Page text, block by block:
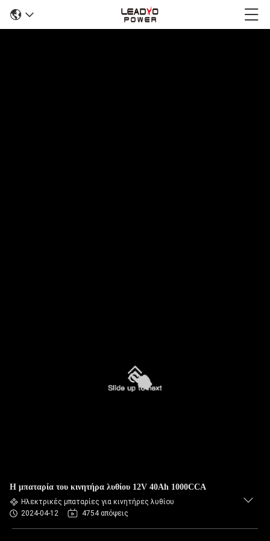
Η μπαταρία του κινητήρα λυθίου 12V 40Ah 1000CCA
Ηλεκτρικές μπαταρίες για κινητήρες λυθίου
2024-04-12
4754 απόψεις